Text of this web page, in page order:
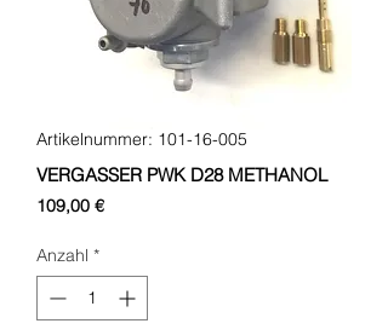
Artikelnummer: 101-16-005
VERGASSER PWK D28 METHANOL
109,00 €Preis
Anzahl *